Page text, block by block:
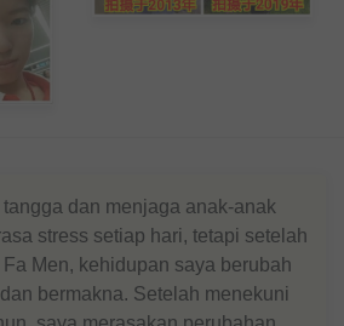
dan menjaga anak-anak
stress setiap hari, tetapi setelah
Men, kehidupan saya berubah
bermakna. Setelah menekuni